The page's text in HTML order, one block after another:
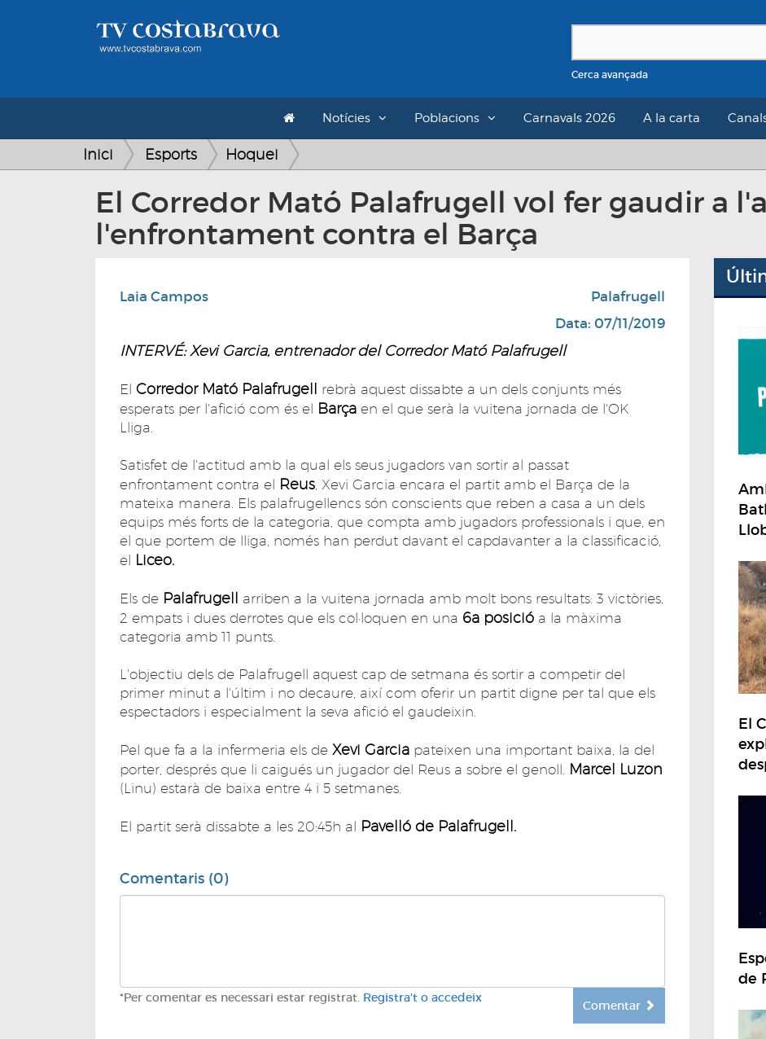
Cerca avançada
Notícies Poblacions Carnavals 2026 A la carta
Inici Esports Hoquei
El Corredor Mató Palafrugell vol fer gaudir a
l'enfrontament contra el Barça
Laia Campos
Palafrugell
Data: 07/11/2019
INTERVÉ: Xevi Garcia, entrenador del Corredor Mató Palafrugell
El Corredor Mató Palafrugell rebrà aquest dissabte a un dels conjunts més
esperats per l'afició com és el Barça en el que serà la vuitena jornada de l'OK
Lliga.
Satisfet de l'actitud amb la qual els seus jugadors van sortir al passat
enfrontament contra el Reus, Xevi Garcia encara el partit amb el Barça de la
mateixa manera. Els palafrugellencs són conscients que reben a casa a un dels
equips més forts de la categoria, que compta amb jugadors professionals i que, en
el que portem de lliga, només han perdut davant el capdavanter a la classificació,
el Liceo.
Els de Palafrugell
arriben a la vuitena jornada amb molt bons resultats: 3 victòries,
2 empats i dues derrotes que els col·loquen en una 6a posició a la màxima
categoria amb 11 punts.
L'objectiu dels de Palafrugell aquest cap de setmana és sortir a competir del
primer minut a l'últim i no decaure, així com oferir un partit digne per tal que els
espectadors i especialment la seva afició el gaudeixin.
Pel que fa a la infermeria els de Xevi Garcia pateixen una important baixa, la del
porter, després que li caigués un jugador del Reus a sobre el genoll. Marcel Luzon
(Linu) estarà de baixa entre 4 i 5 setmanes.
El partit serà dissabte a les 20:45h al Pavelló de Palafrugell.
Comentaris (0)
*Per comentar es necessari estar registrat. Registra't o accedeix
Comentar
El
de